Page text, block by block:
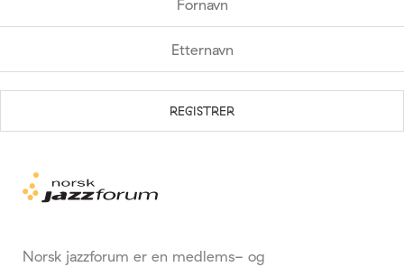
Norsk jazzforum er en medlems- og